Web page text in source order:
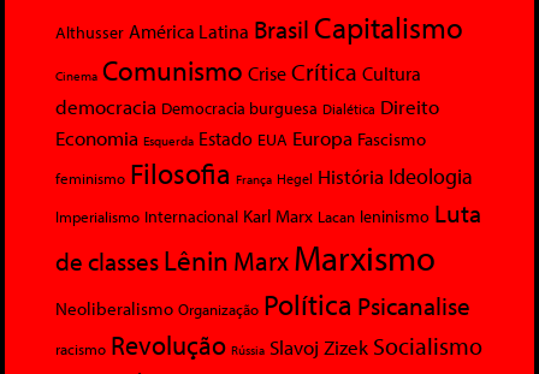
Althusser América Latina Brasil Capitalismo
Cinema Comunismo Crise Crítica Cultura
democracia Democracia burguesa Dialética Direito
Economia Esquerda Estado EUA Europa Fascismo
feminismo Filosofia França Hegel História Ideologia
Imperialismo Internacional Karl Marx Lacan leninismo Luta
de classesLênin MarxMarxismo
Neoliberalismo Organização Política Psicanalise
racismo Revolução Rússia Slavoj Zizek Socialismo